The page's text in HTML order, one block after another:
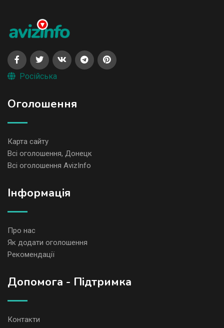
Російська
Оголошення
Карта сайту
Всі оголошення, Донецк
Всі оголошення AvizInfo
Iнформація
Про нас
Як додати оголошення
Рекомендації
Допомога - Підтримка
Контакти